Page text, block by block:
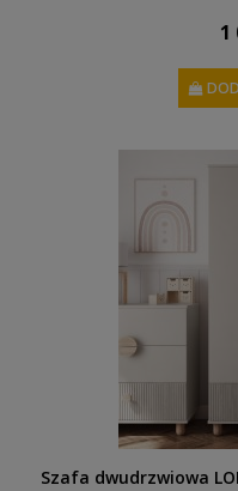
1
Szafa dwudrzwiowa